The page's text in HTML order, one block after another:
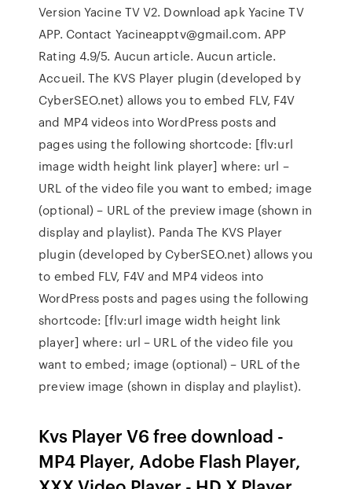
Version Yacine TV V2. Download apk Yacine TV
APP. Contact Yacineapptv@gmail.com. APP
Rating 4.9/5. Aucun article. Aucun article.
Accueil. The KVS Player plugin (developed by
CyberSEO.net) allows you to embed FLV, F4V
and MP4 videos into WordPress posts and
pages using the following shortcode: [flv:url
image width height link player] where: url –
URL of the video file you want to embed; image
(optional) – URL of the preview image (shown in
display and playlist). Panda The KVS Player
plugin (developed by CyberSEO.net) allows you
to embed FLV, F4V and MP4 videos into
WordPress posts and pages using the following
shortcode: [flv:url image width height link
player] where: url – URL of the video file you
want to embed; image (optional) – URL of the
preview image (shown in display and playlist).
Kvs Player V6 free download -
MP4 Player, Adobe Flash Player,